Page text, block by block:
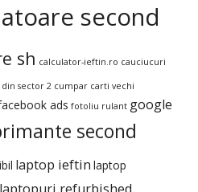
second
sh calculator-ieftin.ro cauciucuri
sector 2 cumpar carti vechi
ads fotoliu rulant google
second
laptop ieftin laptop